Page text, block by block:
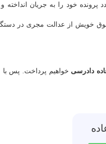
خود را به جریان انداخته و
خویش از عدالت مجری در
دادرسی خواهیم پرداخت. پس با